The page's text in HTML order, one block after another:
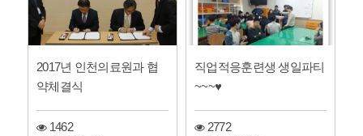
2017년 인천의료원과 협
약체결식
1462
직업적응훈련생 생일파티
~~~♥
2772